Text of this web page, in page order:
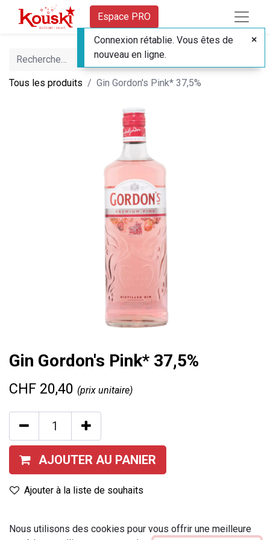
Espace PRO
Tous les produits Gin Gordon's Pink* 37,5%
Gin Gordon's Pink* 37,5%
CHF 20,40 (prix unitaire)
AJOUTER AU PANIER
Ajouter à la liste de souhaits
Nous utilisons des cookies pour vous offrir une meilleure
Connexion rétablie. Vous êtes de
nouveau en ligne.